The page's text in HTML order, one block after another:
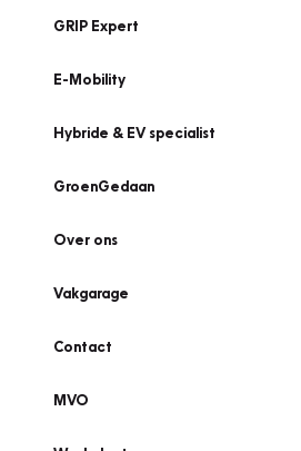
GRIP Expert
E-Mobility
Hybride & EV specialist
GroenGedaan
Over ons
Vakgarage
Contact
MVO